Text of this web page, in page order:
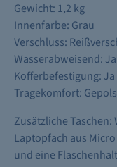
Gewicht: 1,2 kg
Innenfarbe: Grau
Verschluss:
Wasserabweisend: Ja
Kofferbefestigung: Ja
Tragekomfort:
Zusätzliche
Laptopfach aus
und eine